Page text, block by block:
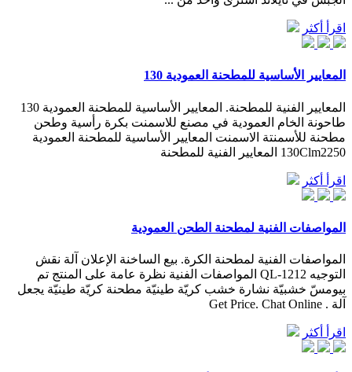
اقرأ أكثر
المعايير الأساسية للمطحنة العمودية 130
المعايير الفنية للمطحنة. المعايير الأساسية للمطحنة العمودية 130
طاحونة الخام العمودية في مصنع للاسمنت بكرة رأسية وطحن
مطحنة للأسمنتة الاسمنت المعايير الأساسية للمطحنة العمودية
130Clm2250 المعايير الفنية للمطحنة
اقرأ أكثر
المواصفات الفنية لمطحنة الطحن العمودية
المواصفات الفنية لمطحنة الكرة. بيع الساخنة الإعلان آلة نقش
التوجيه QL-1212 المواصفات الفنية نظرة عامة على المنتج تم
بيومسّ خشبيّة نشارة خشب كريّة طينيّة مطحنة كريّة طينيّة يجعل
آلة . Get Price. Chat Online
اقرأ أكثر